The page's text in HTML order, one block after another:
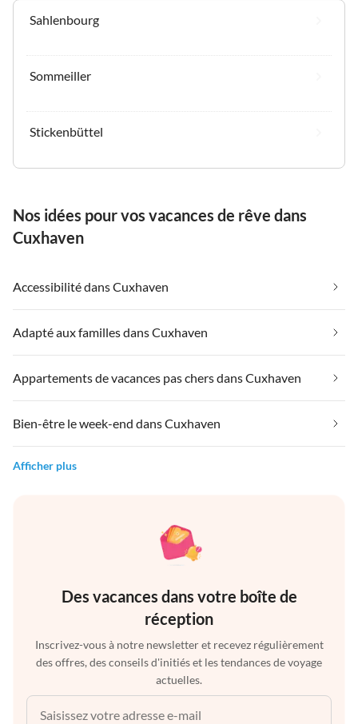
Sahlenbourg
Sommeiller
Stickenbüttel
Nos idées pour vos vacances de rêve dans
Cuxhaven
Accessibilité dans Cuxhaven
Adapté aux familles dans Cuxhaven
Appartements de vacances pas chers dans Cuxhaven
Bien-être le week-end dans Cuxhaven
Afficher plus
Des vacances dans votre boîte de
réception
Inscrivez-vous à notre newsletter et recevez régulièrement
des offres, des conseils d'initiés et les tendances de voyage
actuelles.